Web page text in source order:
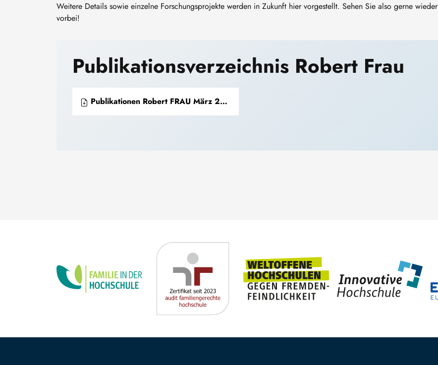
Weitere Details sowie einzelne Forschungsprojekte werden in Zukunft hier vorgestellt. Sehen Sie also gerne wieder
vorbei!
Publikationsverzeichnis Robert Frau
Publikationen Robert FRAU März 2026